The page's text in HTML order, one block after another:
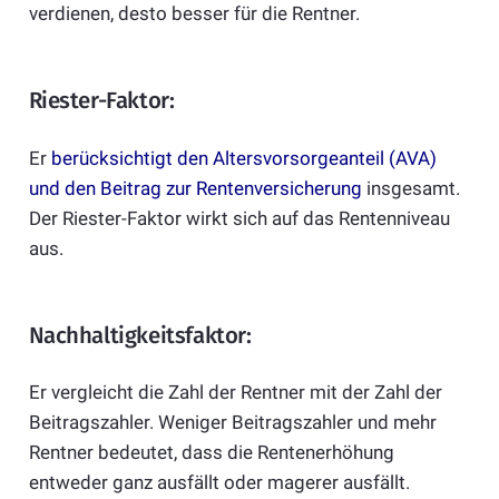
verdienen, desto besser für die Rentner.
Riester-Faktor:
Er berücksichtigt den Altersvorsorgeanteil (AVA)
und den Beitrag zur Rentenversicherung insgesamt.
Der Riester-Faktor wirkt sich auf das Rentenniveau
aus.
Nachhaltigkeitsfaktor:
Er vergleicht die Zahl der Rentner mit der Zahl der
Beitragszahler. Weniger Beitragszahler und mehr
Rentner bedeutet, dass die Rentenerhöhung
entweder ganz ausfällt oder magerer ausfällt.